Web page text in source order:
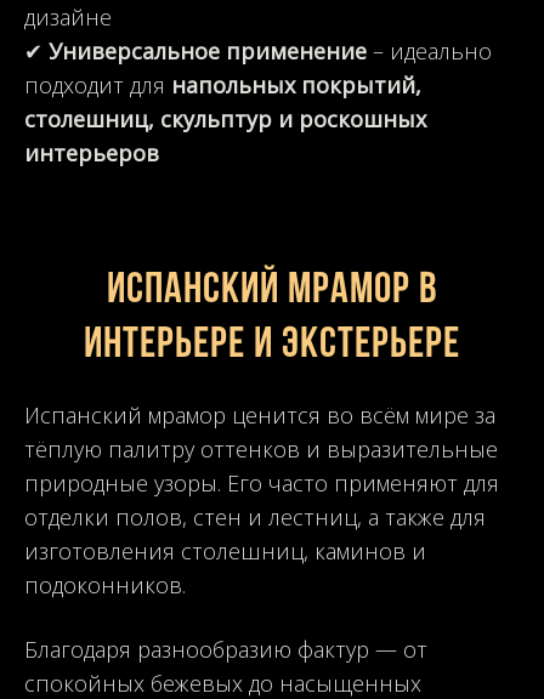
дизайне
✔ Универсальное применение – идеально
подходит для напольных покрытий,
столешниц, скульптур и роскошных
интерьеров
Испанский мрамор в
интерьере и экстерьере
Испанский мрамор ценится во всём мире за
тёплую палитру оттенков и выразительные
природные узоры. Его часто применяют для
отделки полов, стен и лестниц, а также для
изготовления столешниц, каминов и
подоконников.
Благодаря разнообразию фактур — от
спокойных бежевых до насыщенных